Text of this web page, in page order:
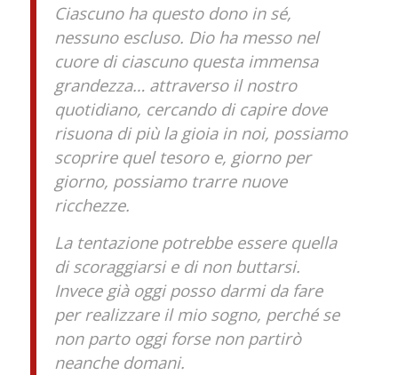
Ciascuno ha questo dono in sé,
nessuno escluso. Dio ha messo nel
cuore di ciascuno questa immensa
grandezza… attraverso il nostro
quotidiano, cercando di capire dove
risuona di più la gioia in noi, possiamo
scoprire quel tesoro e, giorno per
giorno, possiamo trarre nuove
ricchezze.
La tentazione potrebbe essere quella
di scoraggiarsi e di non buttarsi.
Invece già oggi posso darmi da fare
per realizzare il mio sogno, perché se
non parto oggi forse non partirò
neanche domani.